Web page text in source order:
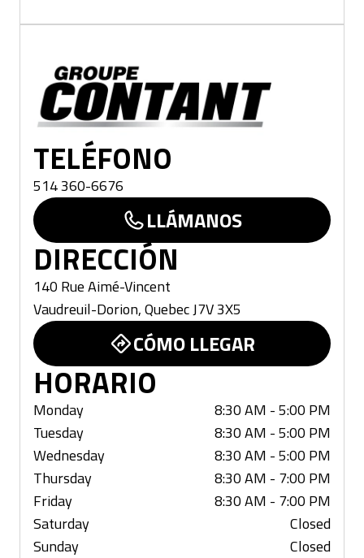
Vaudreuil
TELÉFONO
514 360-6676
LLÁMANOS
DIRECCIÓN
140 Rue Aimé-Vincent
Vaudreuil-Dorion,QuebecJ7V 3X5
CÓMO LLEGAR
HORARIO
Monday
8:30 AM - 5:00 PM
Tuesday
8:30 AM - 5:00 PM
Wednesday
8:30 AM - 5:00 PM
Thursday
8:30 AM - 7:00 PM
Friday
8:30 AM - 7:00 PM
Saturday
Closed
Sunday
Closed